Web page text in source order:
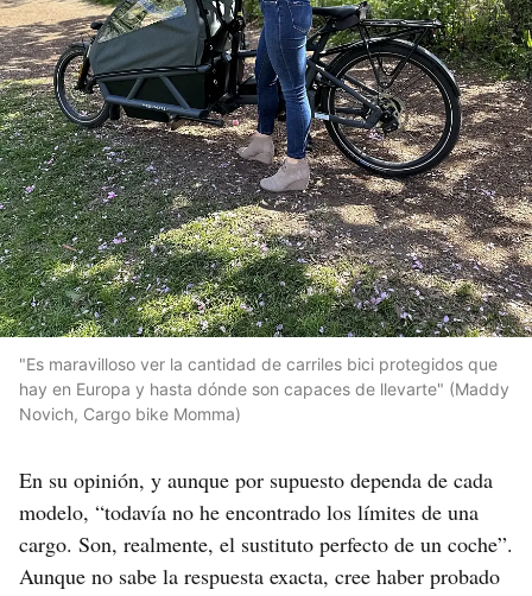
"Es maravilloso ver la cantidad de carriles bici protegidos que
hay en Europa y hasta dónde son capaces de llevarte" (Maddy
Novich, Cargo bike Momma)
En su opinión, y aunque por supuesto dependa de cada
modelo, “todavía no he encontrado los límites de una
cargo. Son, realmente, el sustituto perfecto de un coche”.
Aunque no sabe la respuesta exacta, cree haber probado